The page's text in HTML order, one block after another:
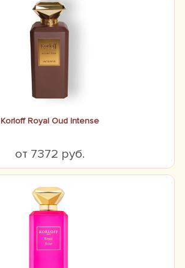
Korloff Royal Oud Intense
от 7372 руб.